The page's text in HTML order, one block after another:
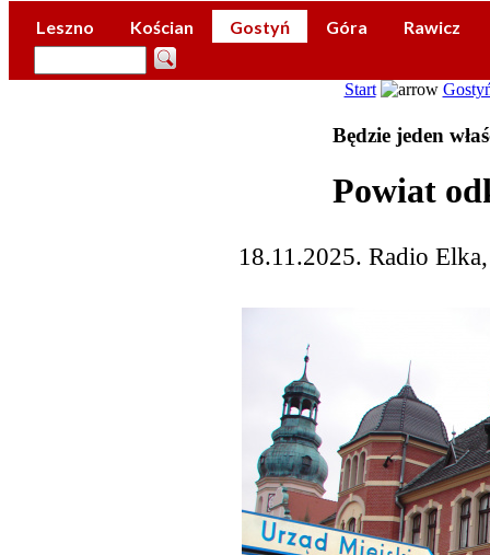
Leszno Kościan Gostyń Góra Rawicz
Start
Będzie jeden
Powiat
18.11.2025. Radio